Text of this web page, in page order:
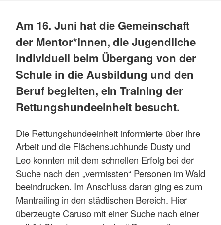
Am 16. Juni hat die Gemeinschaft
der Mentor*innen, die Jugendliche
individuell beim Übergang von der
Schule in die Ausbildung und den
Beruf begleiten, ein Training der
Rettungshundeeinheit besucht.
Die Rettungshundeeinheit informierte über ihre
Arbeit und die Flächensuchhunde Dusty und
Leo konnten mit dem schnellen Erfolg bei der
Suche nach den „vermissten“ Personen im Wald
beeindrucken. Im Anschluss daran ging es zum
Mantrailing in den städtischen Bereich. Hier
überzeugte Caruso mit einer Suche nach einer